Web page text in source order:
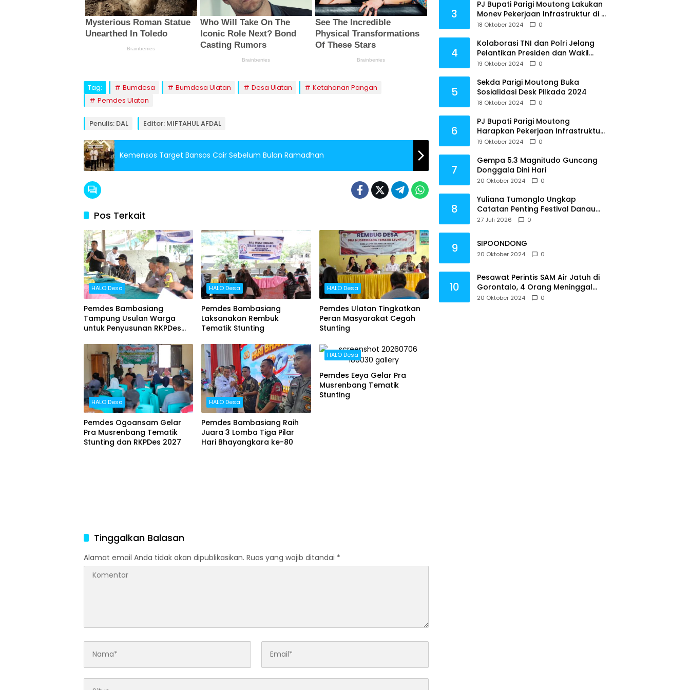
Tag: Bumdesa Bumdesa Ulatan Desa Ulatan
Ketahanan Pangan
Pemdes Ulatan
Penulis: DAL Editor: MIFTAHUL AFDAL
Kemensos Target Bansos Cair Sebelum Bulan Ramadhan
Pos Terkait
HALO Desa
Pemdes Bambasiang
Tampung Usulan Warga
untuk Penyusunan RKPDes
HALO Desa
Pemdes Bambasiang
Laksanakan Rembuk
Tematik Stunting
HALO Desa
Pemdes Ulatan Tingkatkan
Peran Masyarakat Cegah
Stunting
HALO Desa
Pemdes Ogoansam Gelar
Pra Musrenbang Tematik
Stunting dan RKPDes 2027
HALO Desa
Pemdes Bambasiang Raih
Juara 3 Lomba Tiga Pilar
Hari Bhayangkara ke-80
HALO Desa
Pemdes Eeya Gelar Pra
Musrenbang Tematik
Stunting
Tinggalkan Balasan
Alamat email Anda tidak akan dipublikasikan. Ruas yang wajib ditandai *
3
PJ Bupati Parigi Moutong Lakukan
Monev Pekerjaan Infrastruktur di 3
Kecamatan
18 Oktober 2024 0
4
Kolaborasi TNI dan Polri Jelang
Pelantikan Presiden dan Wakil
Presiden RI
19 Oktober 2024 0
5
Sekda Parigi Moutong Buka
Sosialidasi Desk Pilkada 2024
18 Oktober 2024 0
6
PJ Bupati Parigi Moutong
Harapkan Pekerjaan Infrastruktur
Tepat Waktu
19 Oktober 2024 0
7
Gempa 5.3 Magnitudo Guncang
Donggala Dini Hari
20 Oktober 2024 0
8
Yuliana Tumonglo Ungkap
Catatan Penting Festival Danau
Lindu: Parkir hingga Toilet Harus
27 Juli 2026 0
9 SIPOONDONG
20 Oktober 2024 0
10
Pesawat Perintis SAM Air Jatuh di
Gorontalo, 4 Orang Meninggal
Dunia
20 Oktober 2024 0